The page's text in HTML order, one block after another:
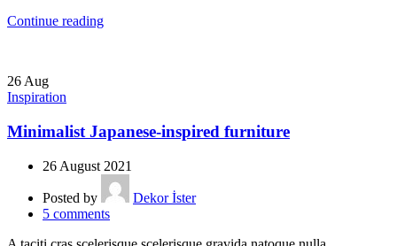
Continue reading
26 Aug
Inspiration
Minimalist Japanese-inspired furniture
26 August 2021
Posted by
Dekor İster
5 comments